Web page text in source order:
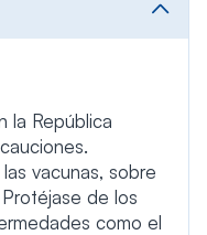
la República
vacunas, sobre
de los
como el